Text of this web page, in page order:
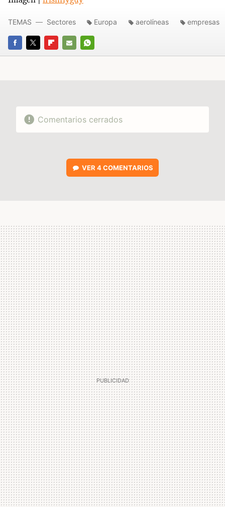
FACEBOOK
TWITTERFLIPBOARD
E-
WHATSAPP
TEMAS Sectores Europa aerolíneas empresas
Comentarios cerrados
VER 4 COMENTARIOS